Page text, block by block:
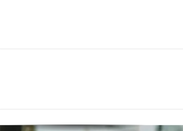
الزواوين / بنزرت :احتراق شاحنة داخل